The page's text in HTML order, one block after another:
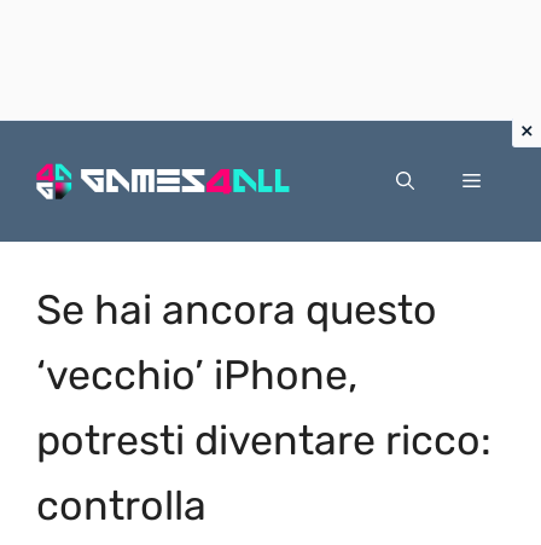
Menu
Se hai ancora questo
‘vecchio’ iPhone,
potresti diventare ricco:
controlla